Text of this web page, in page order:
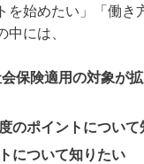
を始めたい」「働き
には、
保険適用の対象が
のポイントについて
について知りたい